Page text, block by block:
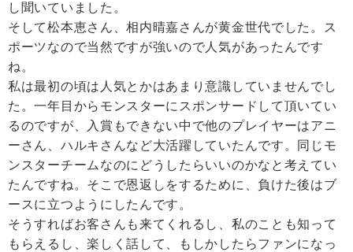
し聞いていました。
そして松本恵さん、相内晴嘉さんが黄金世代でした。ス
ポーツなので当然ですが強いので人気があったんです
ね。
私は最初の頃は人気とかはあまり意識していませんでし
た。一年目からモンスターにスポンサードして頂いてい
るのですが、入賞もできない中で他のプレイヤーはアニ
ーさん、ハルキさんなど大活躍していたんです。同じモ
ンスターチームなのにどうしたらいいのかなと考えてい
たんですね。そこで恩返しをするために、負けた後はブ
ースに立つようにしたんです。
そうすればお客さんも来てくれるし、私のことも知って
もらえるし、楽しく話して、もしかしたらファンになっ